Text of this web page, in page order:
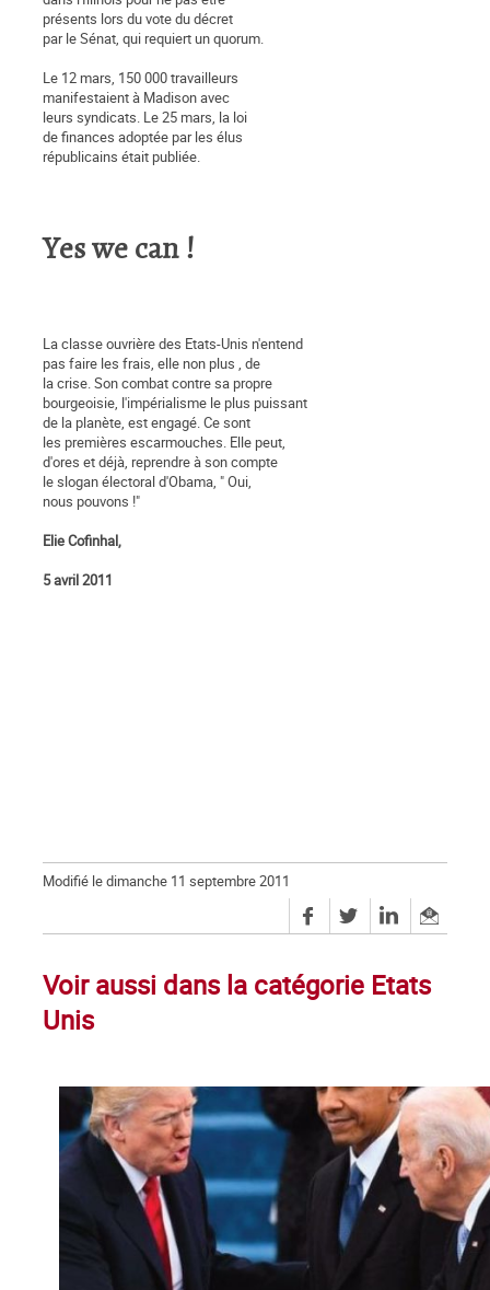
présents lors du vote du décret
par le Sénat, qui requiert un quorum.
Le 12 mars, 150 000 travailleurs
manifestaient à Madison avec
leurs syndicats. Le 25 mars, la loi
de finances adoptée par les élus
républicains était publiée.
Yes we can !
La classe ouvrière des Etats-Unis n'entend
pas faire les frais, elle non plus , de
la crise. Son combat contre sa propre
bourgeoisie, l'impérialisme le plus puissant
de la planète, est engagé. Ce sont
les premières escarmouches. Elle peut,
d'ores et déjà, reprendre à son compte
le slogan électoral d'Obama, " Oui,
nous pouvons !"
Elie Cofinhal,
5 avril 2011
Modifié le dimanche 11 septembre 2011
Voir aussi dans la catégorie Etats
Unis